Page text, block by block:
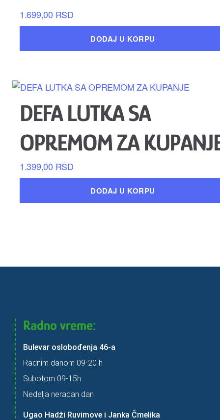
1.699,00 RSD
DODAJ U KORPU
DEFA LUTKA SA
OPREMOM ZA
1.399,00 RSD
DODAJ U KORPU
Radno vreme:
Bulevar oslobođenja 46-a
Radnim danom 09-20 h
Subotom 09-15h
Nedelja neradan dan
Ugao Hadži Ruvimove i Janka Čmelika